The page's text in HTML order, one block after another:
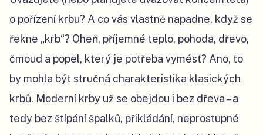
o pořízení krbu? A co vás vlastně napadne, když se
řekne „krb“? Oheň, příjemné teplo, pohoda, dřevo,
čmoud a popel, který je potřeba vymést? Ano, to
by mohla být stručná charakteristika klasických
krbů. Moderní krby už se obejdou i bez dřeva–a
tedy bez štípání špalků, přikládání, neprostupné